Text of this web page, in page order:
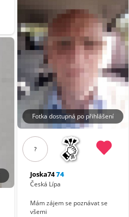
Fotka dostupná po přihlášení
?
Joska7474
Česká Lípa
Mám zájem se poznávat se
všemi